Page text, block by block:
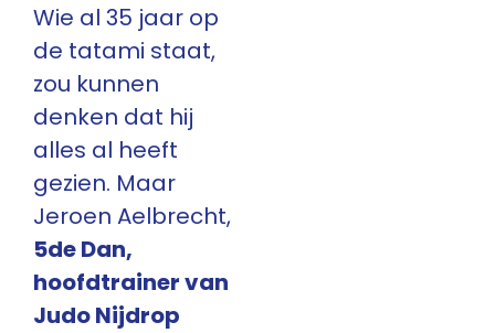
Wie al 35 jaar op
de tatami staat,
zou kunnen
denken dat hij
alles al heeft
gezien. Maar
Jeroen Aelbrecht,
5de Dan,
hoofdtrainer van
Judo Nijdrop